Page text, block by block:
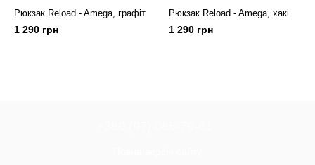
Рюкзак Reload - Amega, графіт
1 290 грн
Рюкзак Reload - Amega, хакі
1 290 грн